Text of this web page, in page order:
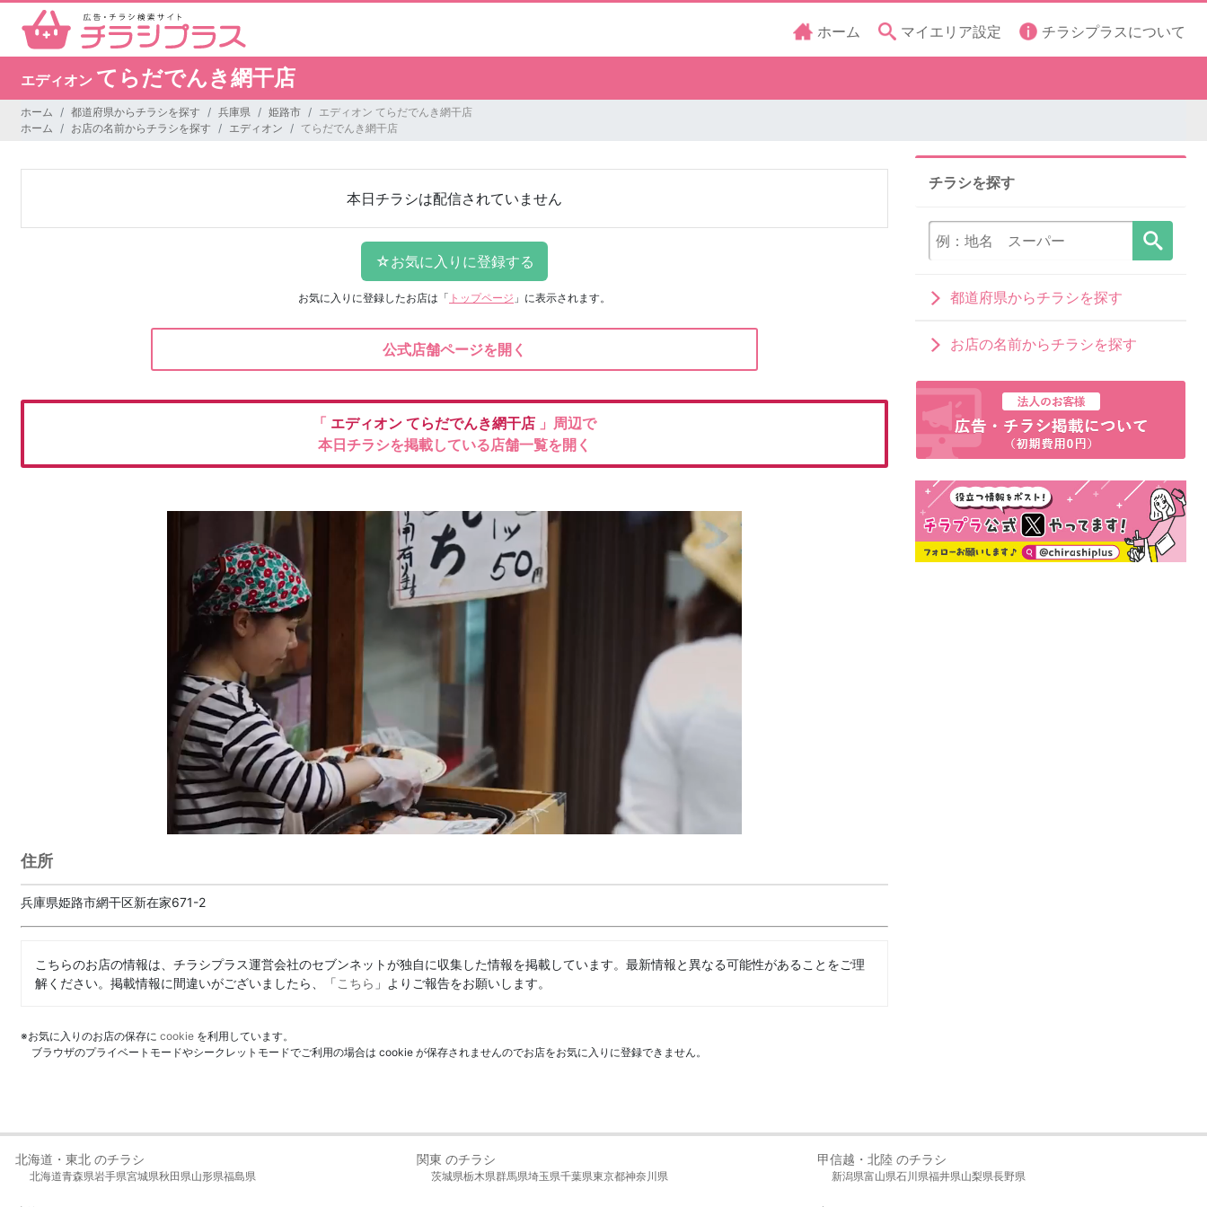
ホーム マイエリア設定 チラシプラスについて
エディオン てらだでんき網干店
ホーム 都道府県からチラシを探す 兵庫県 姫路市
エディオン てらだでんき網干店
ホーム
お店の名前からチラシを探す エディオン てらだでんき網干店
本日チラシは配信されていません
お気に入りに登録したお店は 「 トップページ 」に表示されます。
公式店舗ページを開く
「 エディオン てらだでんき網干店 」周辺で
本日チラシを掲載している店舗一覧を開く
住所
兵庫県姫路市網干区新在家671-2
こちらのお店の情報は、チラシプラス運営会社のセブンネットが独自に収集した情報を掲載しています。最新情報と異なる可能性があることをご理
解ください。掲載情報に間違いがございましたら、「こちら 」よりご報告をお願いします。
※お気に入りのお店の保存に cookie を利用しています。
ブラウザのプライベートモードやシークレットモードでご利用の場合は cookie が保存されませんのでお店をお気に入りに登録できません。
チラシを探す
都道府県からチラシを探す
お店の名前からチラシを探す
北海道・東北 のチラシ
北海道青森県岩手県宮城県秋田県山形県福島県
関東 のチラシ
茨城県栃木県群馬県埼玉県千葉県東京都神奈川県
甲信越・北陸 のチラシ
新潟県富山県石川県福井県山梨県長野県